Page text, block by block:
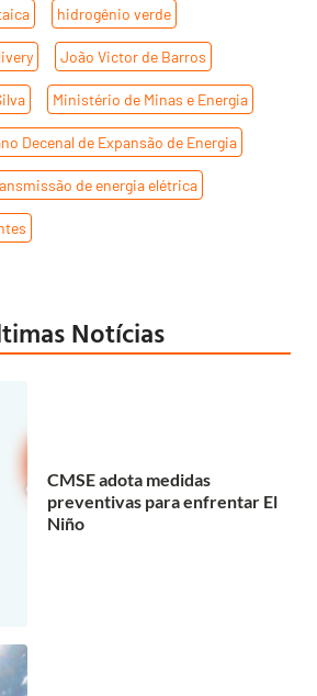
hidrogênio verde
João Victor de Barros
Ministério de Minas e Energia
Decenal de Expansão de Energia
de energia elétrica
Notícias
CMSE adota medidas
preventivas para enfrentar El
Niño